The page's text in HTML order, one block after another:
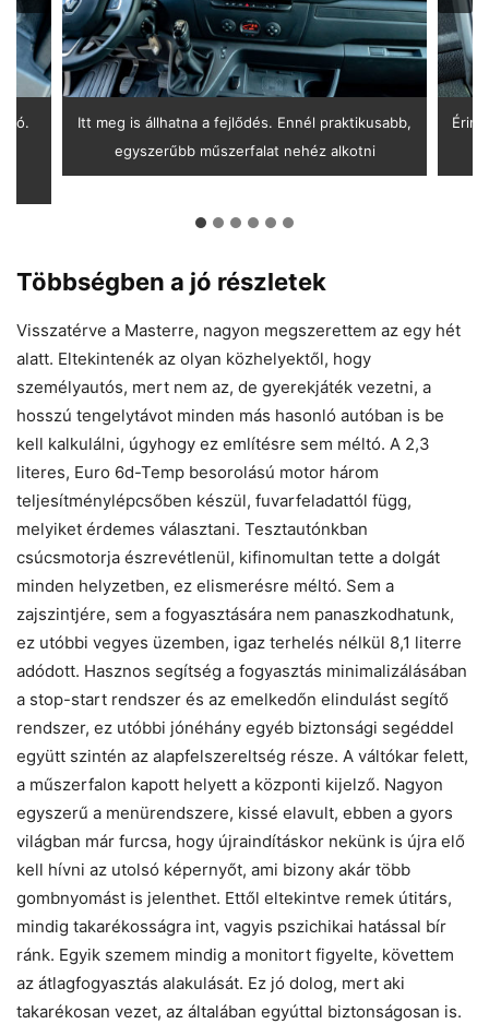
Itt meg is állhatna a fejlődés. Ennél praktikusabb,
egyszerűbb műszerfalat nehéz alkotni
Többségben a jó részletek
Visszatérve a Masterre, nagyon megszerettem az egy hét
alatt. Eltekintenék az olyan közhelyektől, hogy
személyautós, mert nem az, de gyerekjáték vezetni, a
hosszú tengelytávot minden más hasonló autóban is be
kell kalkulálni, úgyhogy ez említésre sem méltó. A 2,3
literes, Euro 6d-Temp besorolású motor három
teljesítménylépcsőben készül, fuvarfeladattól függ,
melyiket érdemes választani. Tesztautónkban
csúcsmotorja észrevétlenül, kifinomultan tette a dolgát
minden helyzetben, ez elismerésre méltó. Sem a
zajszintjére, sem a fogyasztására nem panaszkodhatunk,
ez utóbbi vegyes üzemben, igaz terhelés nélkül 8,1 literre
adódott. Hasznos segítség a fogyasztás minimalizálásában
a stop-start rendszer és az emelkedőn elindulást segítő
rendszer, ez utóbbi jónéhány egyéb biztonsági segéddel
együtt szintén az alapfelszereltség része. A váltókar felett,
a műszerfalon kapott helyett a központi kijelző. Nagyon
egyszerű a menürendszere, kissé elavult, ebben a gyors
világban már furcsa, hogy újraindításkor nekünk is újra elő
kell hívni az utolsó képernyőt, ami bizony akár több
gombnyomást is jelenthet. Ettől eltekintve remek útitárs,
mindig takarékosságra int, vagyis pszichikai hatással bír
ránk. Egyik szemem mindig a monitort figyelte, követtem
az átlagfogyasztás alakulását. Ez jó dolog, mert aki
takarékosan vezet, az általában egyúttal biztonságosan is.